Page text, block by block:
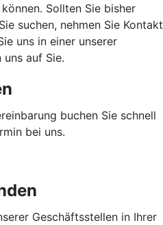
Sollten Sie bisher
suchen, nehmen Sie Kontakt
uns in einer unserer
auf Sie.
buchen Sie schnell
bei uns.
Geschäftsstellen in Ihrer